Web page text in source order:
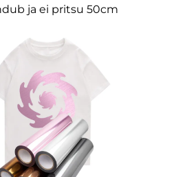
ja ei pritsu 50cm